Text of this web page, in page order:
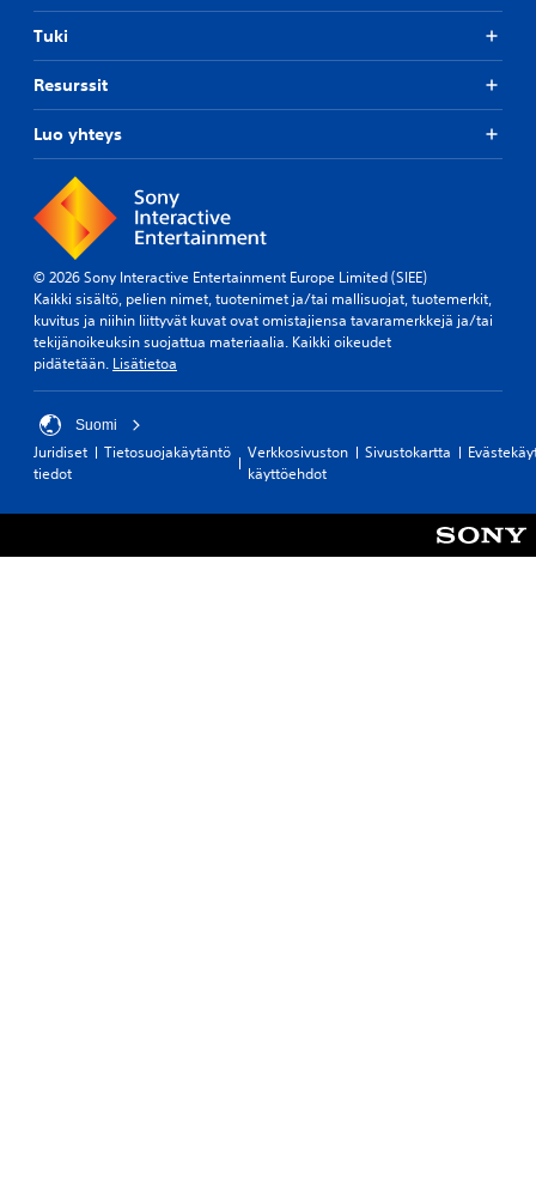
Tuki
Resurssit
Luo yhteys
© 2026 Sony Interactive Entertainment Europe Limited (SIEE)
Kaikki sisältö, pelien nimet, tuotenimet ja/tai mallisuojat, tuotemerkit,
kuvitus ja niihin liittyvät kuvat ovat omistajiensa tavaramerkkejä ja/tai
tekijänoikeuksin suojattua materiaalia. Kaikki oikeudet
pidätetään. Lisätietoa
Suomi
Juridiset
tiedot
Tietosuojakäytäntö
Verkkosivuston
käyttöehdot
Sivustokartta